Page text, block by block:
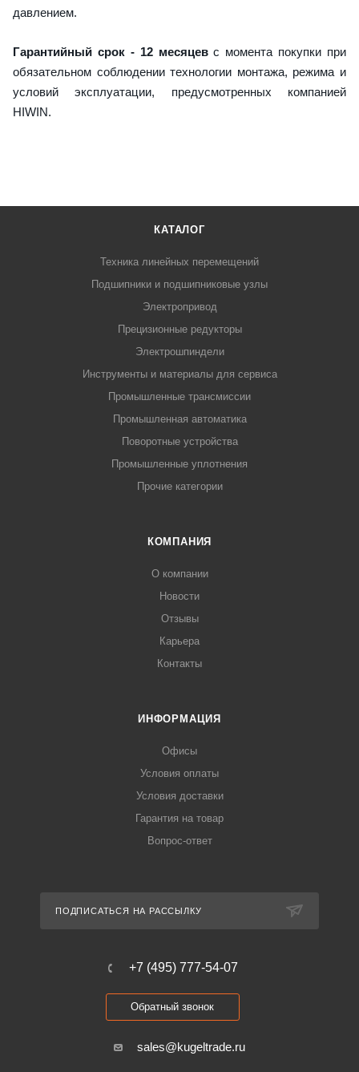
давлением.
Гарантийный срок - 12 месяцевс момента покупки при
обязательном соблюдении технологии монтажа, режима и
условий эксплуатации, предусмотренных компанией
HIWIN.
КАТАЛОГ
Техника линейных перемещений
Подшипники и подшипниковые узлы
Электропривод
Прецизионные редукторы
Электрошпиндели
Инструменты и материалы для сервиса
Промышленные трансмиссии
Промышленная автоматика
Поворотные устройства
Промышленные уплотнения
Прочие категории
КОМПАНИЯ
О компании
Новости
Отзывы
Карьера
Контакты
ИНФОРМАЦИЯ
Офисы
Условия оплаты
Условия доставки
Гарантия на товар
Вопрос-ответ
ПОДПИСАТЬСЯ НА РАССЫЛКУ
+7 (495) 777-54-07
Обратный звонок
sales@kugeltrade.ru